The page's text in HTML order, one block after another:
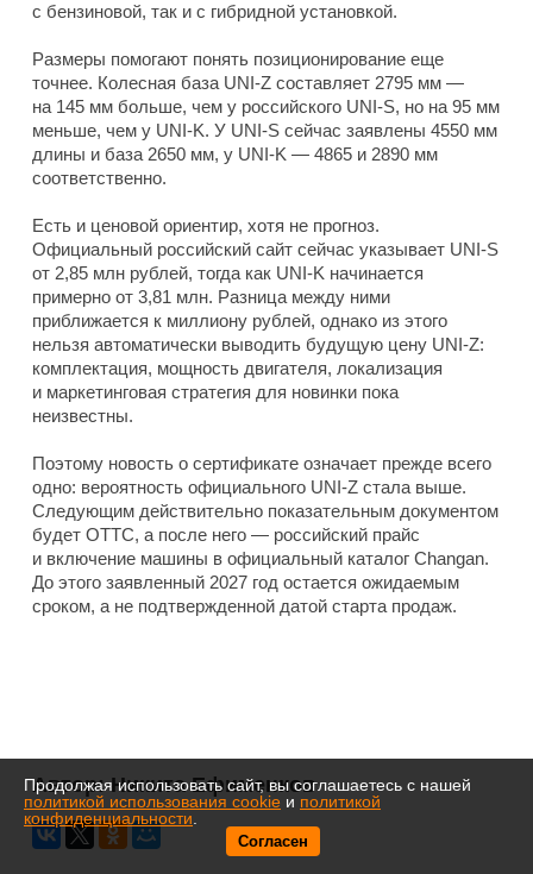
с бензиновой, так и с гибридной установкой.
Размеры помогают понять позиционирование еще
точнее. Колесная база UNI-Z составляет 2795 мм —
на 145 мм больше, чем у российского UNI-S, но на 95 мм
меньше, чем у UNI-K. У UNI-S сейчас заявлены 4550 мм
длины и база 2650 мм, у UNI-K — 4865 и 2890 мм
соответственно.
Есть и ценовой ориентир, хотя не прогноз.
Официальный российский сайт сейчас указывает UNI-S
от 2,85 млн рублей, тогда как UNI-K начинается
примерно от 3,81 млн. Разница между ними
приближается к миллиону рублей, однако из этого
нельзя автоматически выводить будущую цену UNI-Z:
комплектация, мощность двигателя, локализация
и маркетинговая стратегия для новинки пока
неизвестны.
Поэтому новость о сертификате означает прежде всего
одно: вероятность официального UNI-Z стала выше.
Следующим действительно показательным документом
будет ОТТС, а после него — российский прайс
и включение машины в официальный каталог Changan.
До этого заявленный 2027 год остается ожидаемым
сроком, а не подтвержденной датой старта продаж.
Автор:Никита Ефименков
Продолжая использовать сайт, вы соглашаетесь с нашей
политикой использования cookie и политикой
конфиденциальности
Согласен